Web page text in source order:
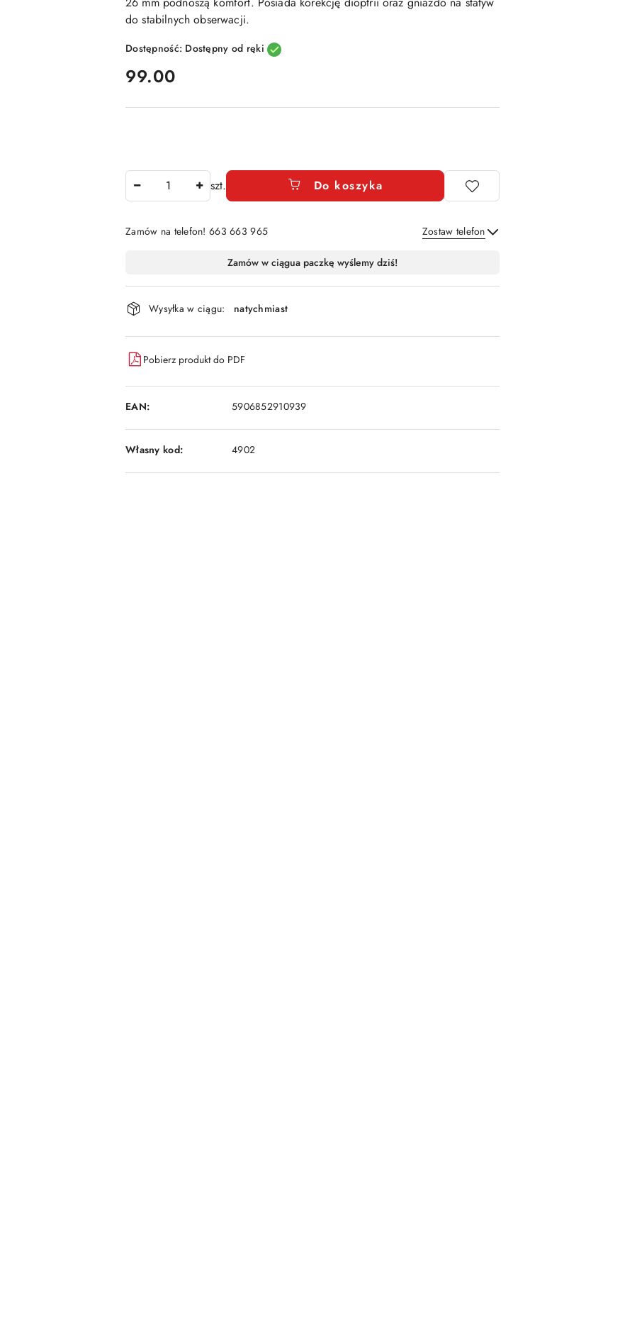
do stabilnych obserwacji.
Dostępność: Dostępny od ręki
cena:
99.00
szt. Do koszyka
Zamów na telefon! 663 663 965 Zostaw telefon
i
dostawa
Zamów w ciągua paczkę wyślemy dziś!
Wysyłka w ciągu: natychmiast
Pobierz produkt do PDF
EAN: 5906852910939
Własny kod: 4902